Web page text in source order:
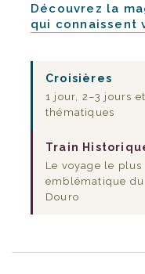
Découvrez la
qui connaissent
Croisières
1 jour, 2–3 jours et
thématiques
Train
Le voyage le plus
emblématique du
Douro